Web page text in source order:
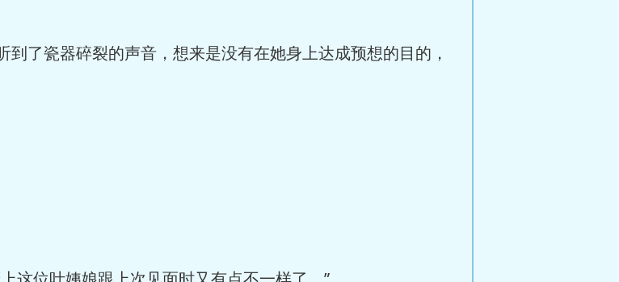
了瓷器碎裂的声音，想来是没有在她身上达成预想的目的，